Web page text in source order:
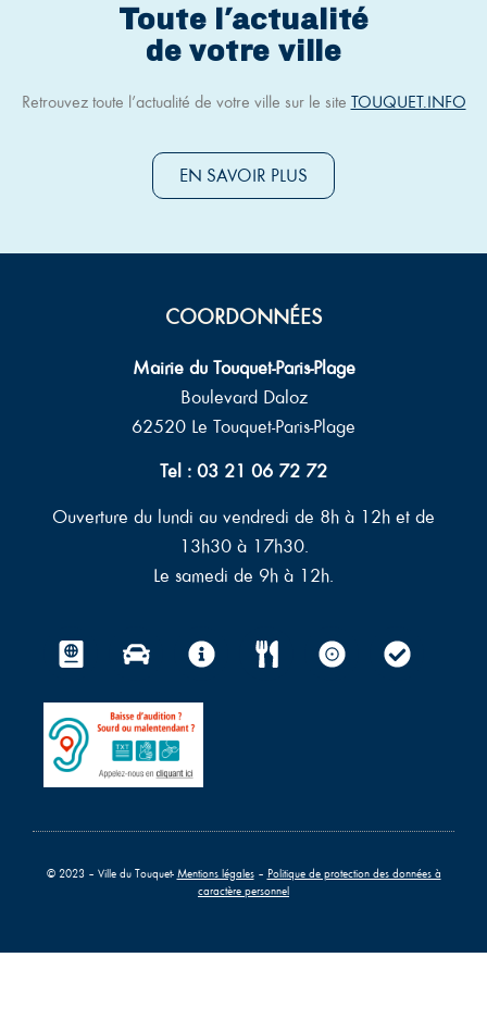
Toute l'actualité
de votre ville
Retrouvez toute l’actualité de votre ville sur le site TOUQUET.INFO
EN SAVOIR PLUS
COORDONNÉES
Mairie du Touquet-Paris-Plage
Boulevard Daloz
62520 Le Touquet-Paris-Plage
Tel : 03 21 06 72 72
Ouverture du lundi au vendredi de 8h à 12h et de
13h30 à 17h30.
Le samedi de 9h à 12h.
© 2023 – Ville du Touquet- Mentions légales– Politique de protection des données à
caractère personnel